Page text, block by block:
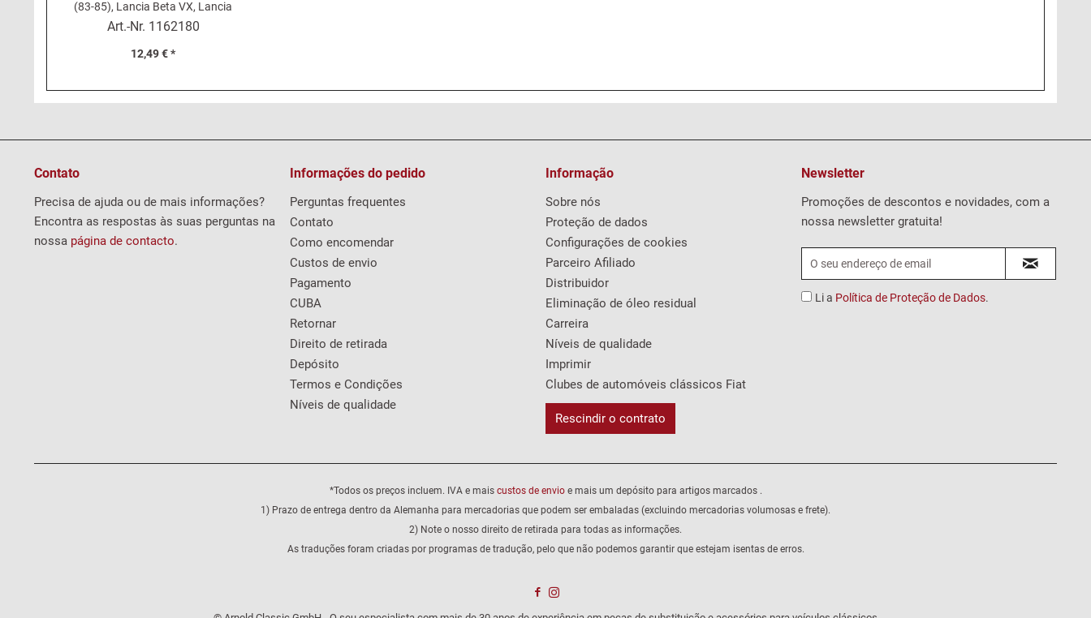
(83-85), Lancia Beta VX, Lancia
A112 Abarth (58HP e 70HP)
Art.-Nr. 1162180
12,49 € *
Contato
Precisa de ajuda ou de mais informações?
Encontra as respostas às suas perguntas na
nossa página de contacto.
Informações do pedido
Perguntas frequentes
Contato
Como encomendar
Custos de envio
Pagamento
CUBA
Retornar
Direito de retirada
Depósito
Termos e Condições
Níveis de qualidade
Informação
Sobre nós
Proteção de dados
Configurações de cookies
Parceiro Afiliado
Distribuidor
Eliminação de óleo residual
Carreira
Níveis de qualidade
Imprimir
Clubes de automóveis clássicos Fiat
Rescindir o contrato
Newsletter
Promoções de descontos e novidades, com a
nossa newsletter gratuita!
Li a Política de Proteção de Dados.
*Todos os preços incluem. IVA e mais custos de envioe mais um depósito para artigos marcados .
1) Prazo de entrega dentro da Alemanha para mercadorias que podem ser embaladas (excluindo mercadorias volumosas e frete).
2) Note o nosso direito de retirada para todas as informações.
As traduções foram criadas por programas de tradução, pelo que não podemos garantir que estejam isentas de erros.